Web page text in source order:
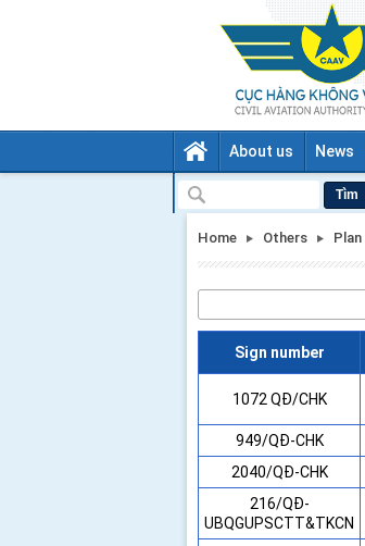
About us News
Tìm
Home Others Plan
Sign number
1072 QĐ/CHK
949/QĐ-CHK
2040/QĐ-CHK
216/QĐ-
UBQGUPSCTT&TKCN